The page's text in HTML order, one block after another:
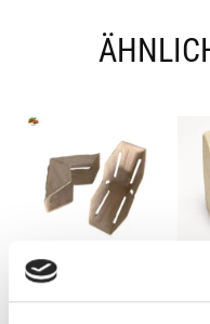
ECO-WINKEL
FORMFASER